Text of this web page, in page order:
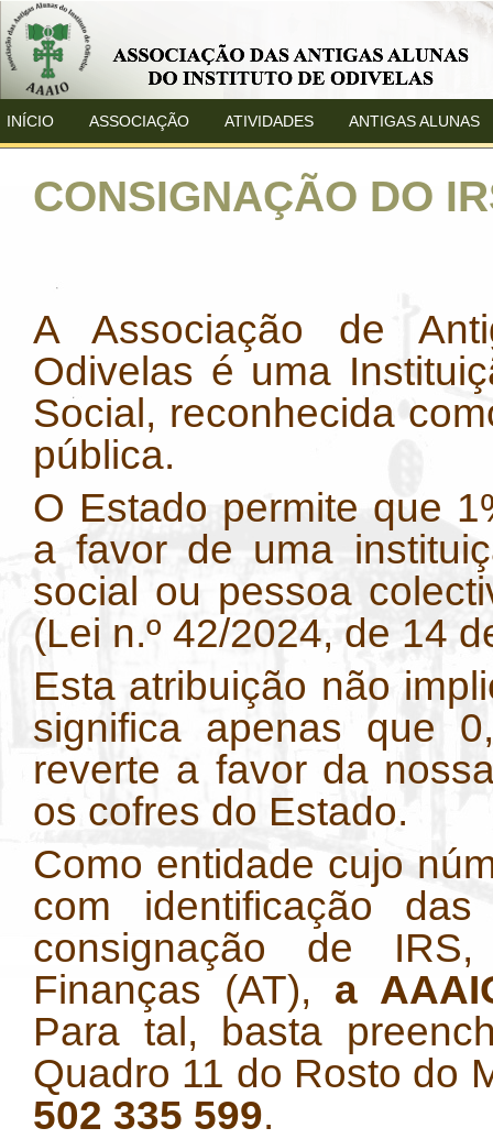
INÍCIO ASSOCIAÇÃO ATIVIDADES ANTIGAS ALUNAS
CONSIGNAÇÃO DO
A Associação de
Odivelas é uma
Social, reconhecida
pública.
O Estado permite que
a favor de uma
social ou pessoa
(Lei n.º 42/2024, de 14
Esta atribuição não
significa apenas que
reverte a favor da
os cofres do Estado.
Como entidade cujo
com identificação
consignação de
Finanças (AT), a
Para tal, basta
Quadro 11 do Rosto do
502 335 599.